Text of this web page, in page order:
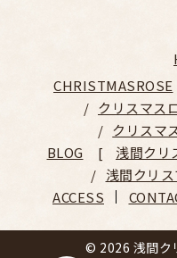
CHRISTMASROSE
クリスマス
クリスマ
BLOG
浅間クリ
浅間クリ
ACCESS
© 2026 浅間ク